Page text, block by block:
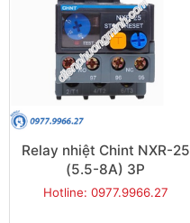
Relay nhiệt Chint NXR-25
(5.5-8A) 3P
Hotline: 0977.9966.27